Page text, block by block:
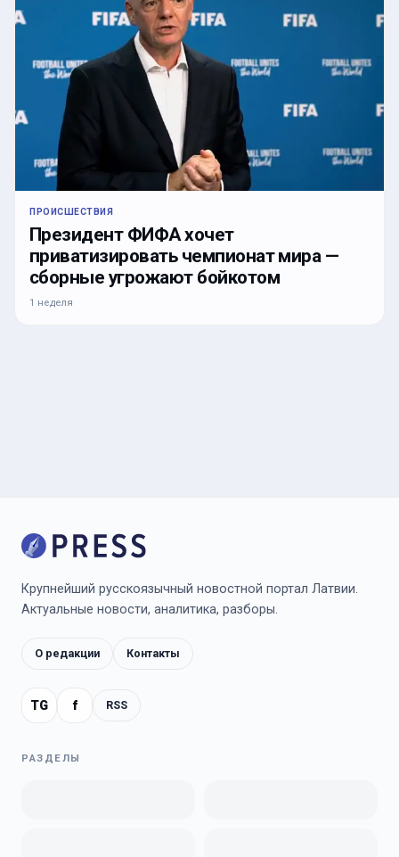
ПРОИСШЕСТВИЯ
Президент ФИФА хочет
приватизировать чемпионат мира —
сборные угрожают бойкотом
1 неделя
Крупнейший русскоязычный новостной портал Латвии.
Актуальные новости, аналитика, разборы.
О редакции Контакты
TG f RSS
РАЗДЕЛЫ